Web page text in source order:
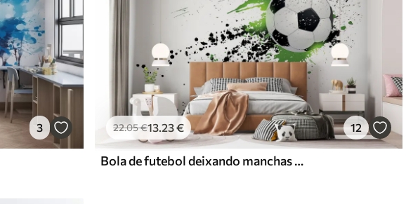
3 22.05€13 .23€ 12
Bola de futebol deixando manchas verdes